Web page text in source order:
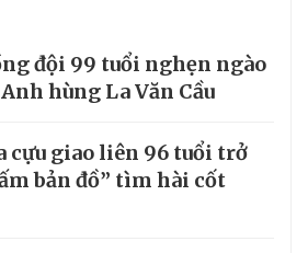
đội 99 tuổi nghẹn ngào
hùng La Văn Cầu
cựu giao liên 96 tuổi trở
bản đồ” tìm hài cốt